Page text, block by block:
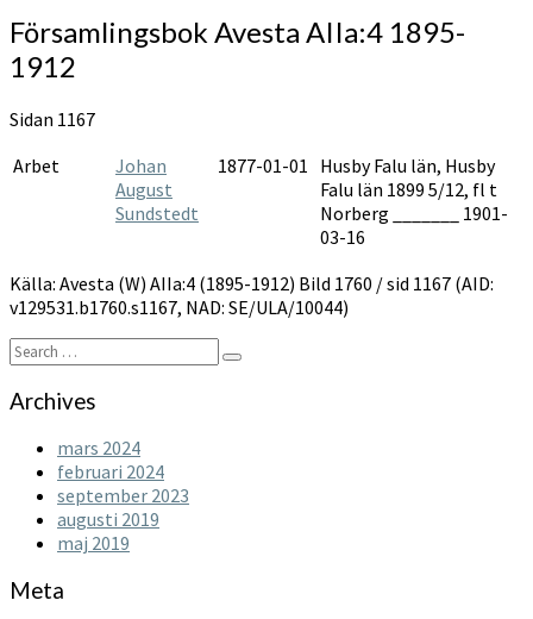
Församlingsbok
Avesta
AIIa:4
1912
Församlingsbok Avesta AIIa:4 1895-
1912
Sidan 1167
Arbet
Johan
August
Sundstedt
1877-01-01 Husby Falu län, Husby
Falu län 1899 5/12, fl t
Norberg _______ 1901-
03-16
Källa: Avesta (W) AIIa:4 (1895-1912) Bild 1760 / sid 1167 (AID:
v129531.b1760.s1167, NAD: SE/ULA/10044)
Search
for:
Search
Archives
mars 2024
februari 2024
september 2023
augusti 2019
maj 2019
Meta